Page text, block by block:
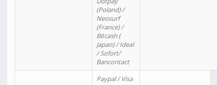
(Poland) /
Neosurf
(France) /
Bitcash (
Japan) / Ideal
/ Sofort/
Bancontact
Paypal / Visa